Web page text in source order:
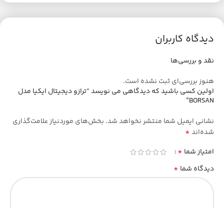
دیدگاه کاربران
نقد و بررسی‌ها
هنوز بررسی‌ای ثبت نشده است.
اولین کسی باشید که دیدگاهی می نویسد “ترازو دیجیتال ایکیا مدل
BORSAN”
نشانی ایمیل شما منتشر نخواهد شد. بخش‌های موردنیاز علامت‌گذاری
شده‌اند*
امتیاز شما *
دیدگاه شما *